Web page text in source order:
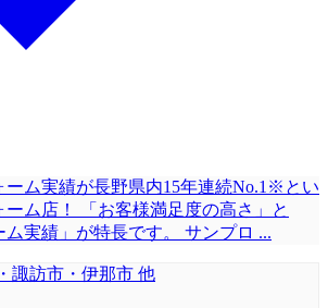
ーム実績が長野県内15年連続No.1※とい
ーム店！ 「お客様満足度の高さ」と
ム実績」が特長です。 サンプロ ...
諏訪市・伊那市 他